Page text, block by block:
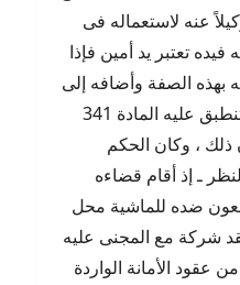
عنه لاستعماله فى
تعتبر يد أمين فإذا
بهذه الصفة وأضافه إلى
ملكه فهو مبدد خائن للأمانة تنطبق عليه المادة 341
ذلك ، وكان الحكم
ـ إذ أقام قضاءه
ضده للماشية محل
شركة مع المجنى عليه
عقود الأمانة الواردة